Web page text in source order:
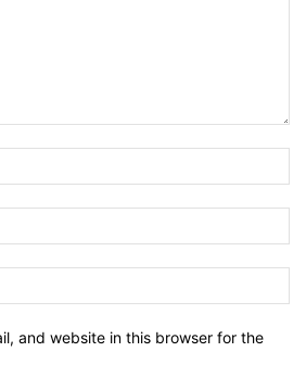
and website in this browser for the